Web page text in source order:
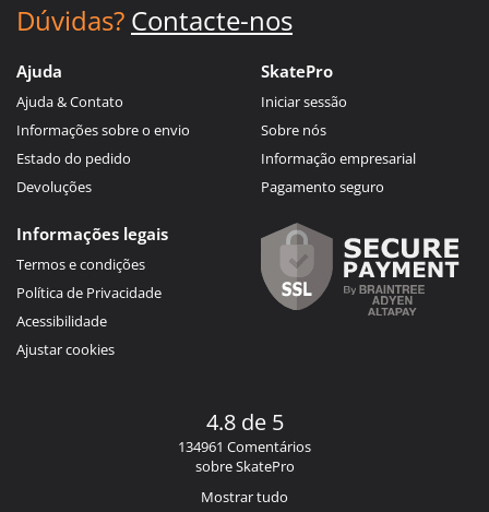
Dúvidas? Contacte-nos
Ajuda
Ajuda & Contato
Informações sobre o envio
Estado do pedido
Devoluções
SkatePro
Iniciar sessão
Sobre nós
Informação empresarial
Pagamento seguro
Informações legais
Termos e condições
Política de Privacidade
Acessibilidade
Ajustar cookies
4.8 de 5
134961 Comentários
sobre SkatePro
Mostrar tudo